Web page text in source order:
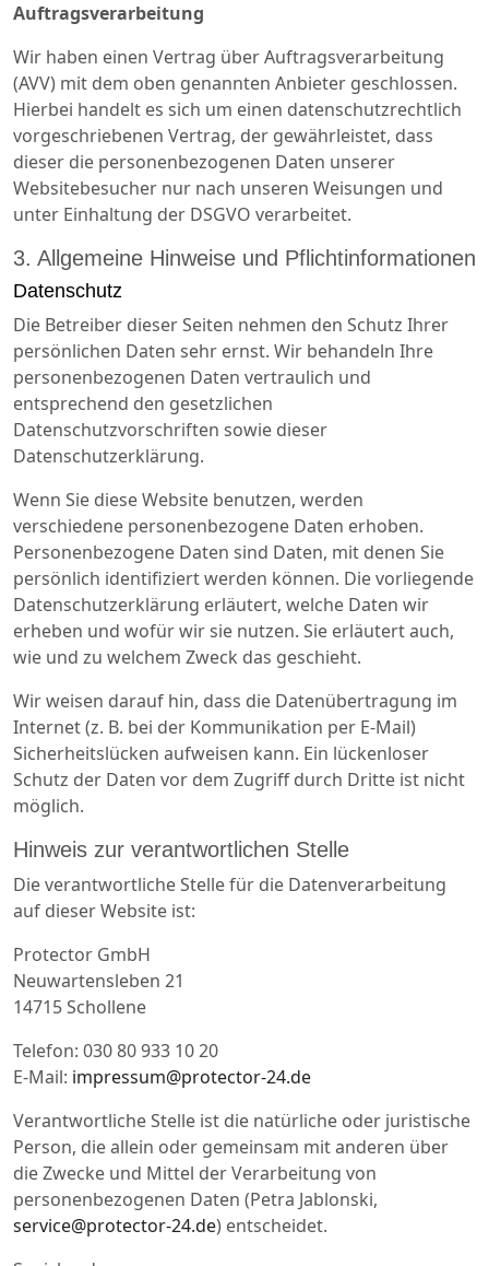
Auftragsverarbeitung
Wir haben einen Vertrag über Auftragsverarbeitung
(AVV) mit dem oben genannten Anbieter geschlossen.
Hierbei handelt es sich um einen datenschutzrechtlich
vorgeschriebenen Vertrag, der gewährleistet, dass
dieser die personenbezogenen Daten unserer
Websitebesucher nur nach unseren Weisungen und
unter Einhaltung der DSGVO verarbeitet.
3. Allgemeine Hinweise und Pflichtinformationen
Datenschutz
Die Betreiber dieser Seiten nehmen den Schutz Ihrer
persönlichen Daten sehr ernst. Wir behandeln Ihre
personenbezogenen Daten vertraulich und
entsprechend den gesetzlichen
Datenschutzvorschriften sowie dieser
Datenschutzerklärung.
Wenn Sie diese Website benutzen, werden
verschiedene personenbezogene Daten erhoben.
Personenbezogene Daten sind Daten, mit denen Sie
persönlich identifiziert werden können. Die vorliegende
Datenschutzerklärung erläutert, welche Daten wir
erheben und wofür wir sie nutzen. Sie erläutert auch,
wie und zu welchem Zweck das geschieht.
Wir weisen darauf hin, dass die Datenübertragung im
Internet (z. B. bei der Kommunikation per E-Mail)
Sicherheitslücken aufweisen kann. Ein lückenloser
Schutz der Daten vor dem Zugriff durch Dritte ist nicht
möglich.
Hinweis zur verantwortlichen Stelle
Die verantwortliche Stelle für die Datenverarbeitung
auf dieser Website ist:
Protector GmbH
Neuwartensleben 21
14715 Schollene
Telefon: 030 80 933 10 20
E-Mail: impressum@protector-24.de
Verantwortliche Stelle ist die natürliche oder juristische
Person, die allein oder gemeinsam mit anderen über
die Zwecke und Mittel der Verarbeitung von
personenbezogenen Daten (Petra Jablonski,
service@protector-24.de) entscheidet.